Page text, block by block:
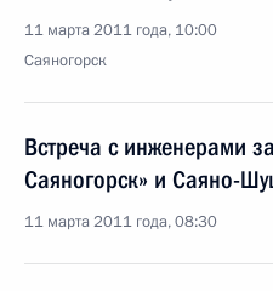
11 марта 2011 года, 10:00
Саяногорск
Встреча с инженерами
Саяногорск» и Саяно-
11 марта 2011 года, 08:30